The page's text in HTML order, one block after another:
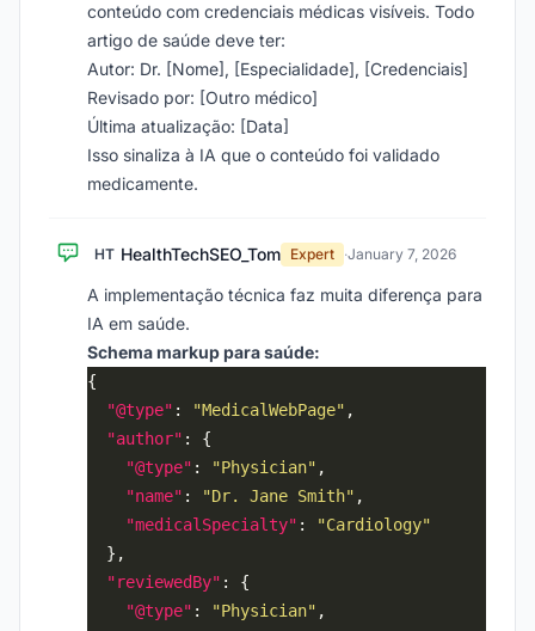
conteúdo com credenciais médicas visíveis. Todo
artigo de saúde deve ter:
Autor: Dr. [Nome], [Especialidade], [Credenciais]
Revisado por: [Outro médico]
Última atualização: [Data]
Isso sinaliza à IA que o conteúdo foi validado
medicamente.
HT HealthTechSEO_Tom Expert ·January 7, 2026
A implementação técnica faz muita diferença para
IA em saúde.
Schema markup para saúde:
"@type" : "MedicalWebPage"
"author"
"@type" : "Physician"
"name" : "Dr. Jane Smith"
"medicalSpecialty" :
"Cardiology"
"reviewedBy"
"@type" : "Physician"